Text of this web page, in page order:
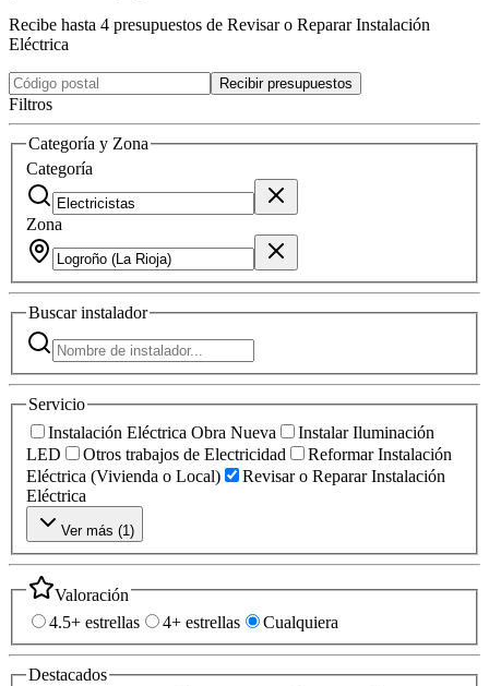
Recibe hasta 4 presupuestos de Revisar o Reparar Instalación
Eléctrica
Recibir presupuestos
Filtros
Categoría y Zona
Categoría
Zona
Buscarinstalador
Servicio
Instalación Eléctrica Obra Nueva
Instalar Iluminación
LED
Otros trabajos de Electricidad
Reformar Instalación
Eléctrica (Vivienda o Local)
Revisar o Reparar Instalación
Eléctrica
Ver más (1)
Valoración
4.5+ estrellas
4+ estrellas Cualquiera
Destacados